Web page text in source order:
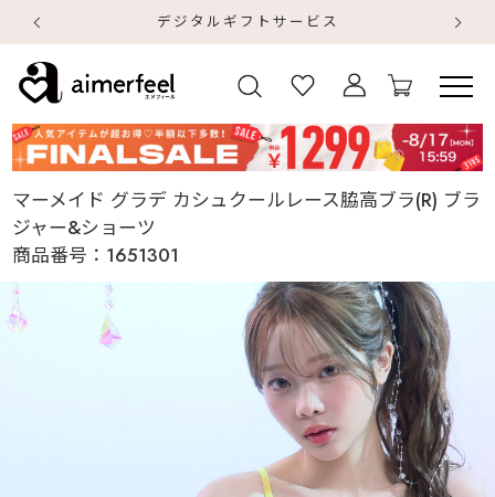
デジタルギフトサービス
マーメイド グラデ カシュクールレース脇高ブラ(R) ブラ
ジャー&ショーツ
商品番号： 1651301